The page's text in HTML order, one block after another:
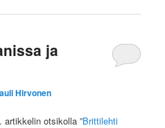
ja
Hirvonen
artikkelin otsikolla ”Brittilehti